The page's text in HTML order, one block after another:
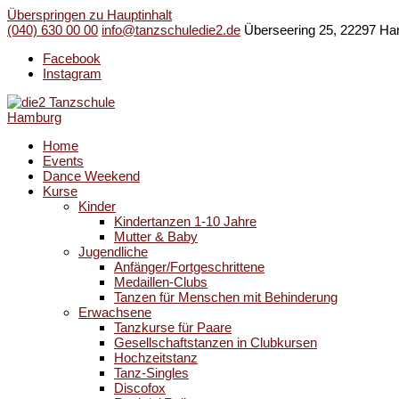
Überspringen zu Hauptinhalt
(040) 630 00 00 info@tanzschuledie2.de Überseering 25, 22297
Facebook
Instagram
Home
Events
Dance Weekend
Kurse
Kinder
Kindertanzen 1-10 Jahre
Mutter & Baby
Jugendliche
Anfänger/Fortgeschrittene
Medaillen-Clubs
Tanzen für Menschen mit Behinderung
Erwachsene
Tanzkurse für Paare
Gesellschaftstanzen in Clubkursen
Hochzeitstanz
Tanz-Singles
Discofox